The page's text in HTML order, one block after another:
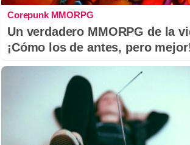
Corepunk MMORPG
Un verdadero MMORPG de la
¡Cómo los de antes, pero